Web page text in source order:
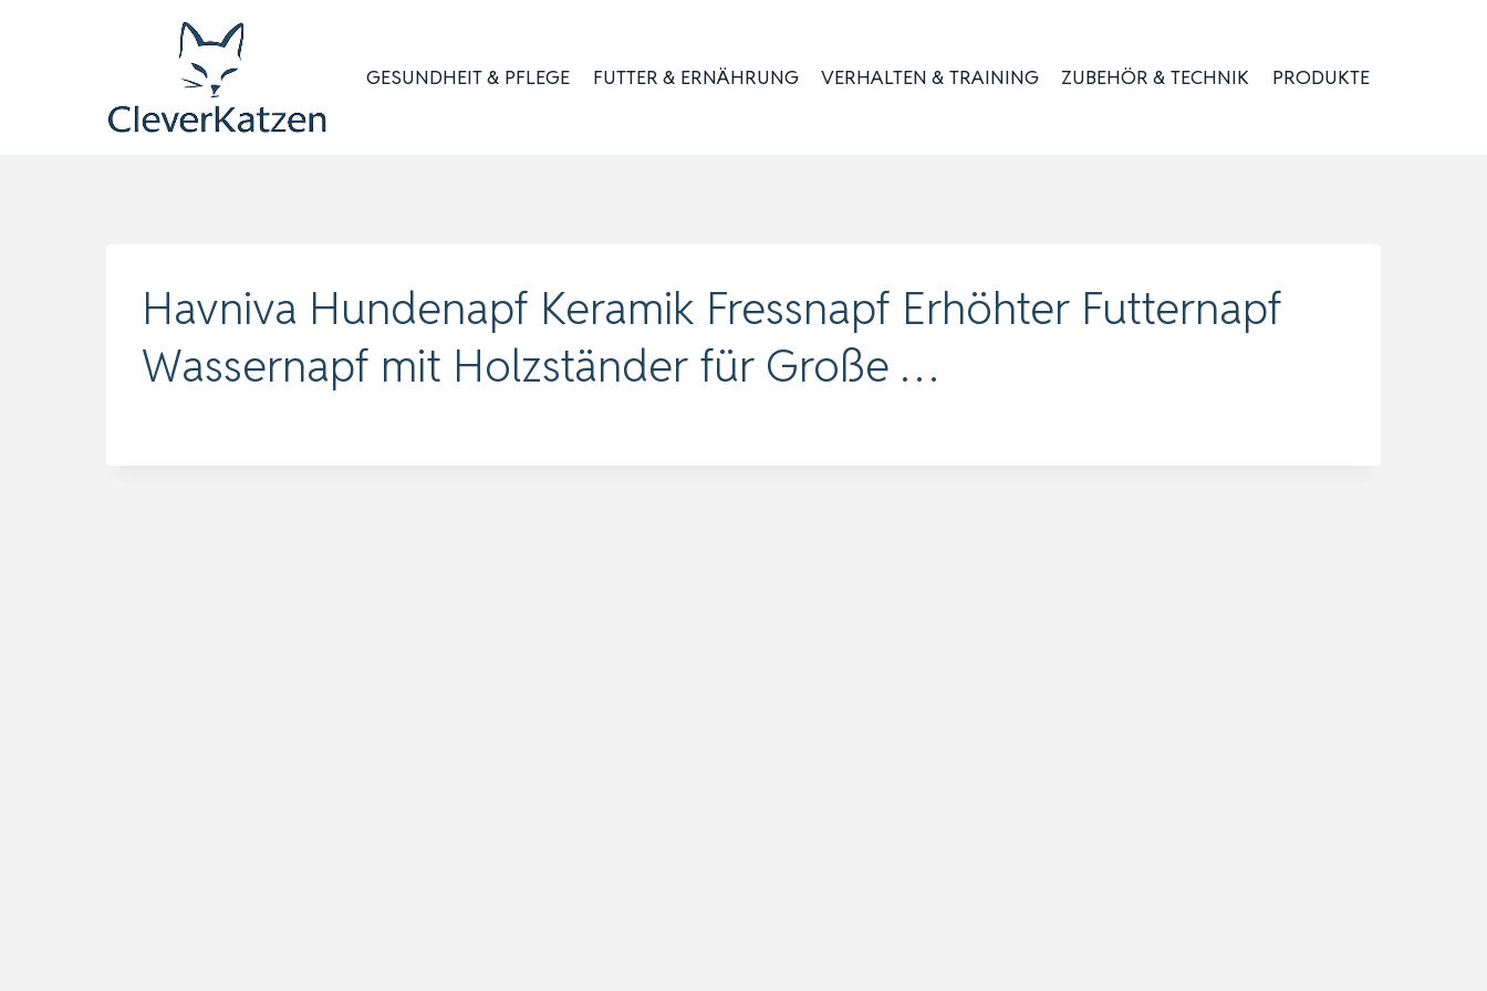
GESUNDHEIT & PFLEGE FUTTER & ERNÄHRUNG VERHALTEN & TRAINING ZUBEHÖR & TECHNIK PRODUKTE
Havniva Hundenapf Keramik Fressnapf Erhöhter Futternapf
Wassernapf mit Holzständer für Große …